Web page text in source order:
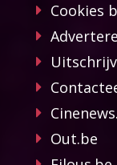
Cookies
Out.be